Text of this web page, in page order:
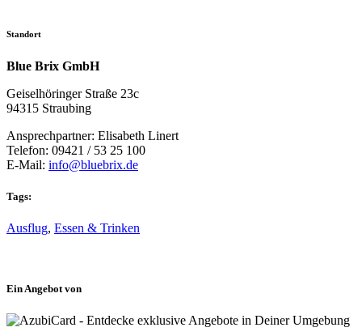
Standort
Blue Brix GmbH
Geiselhöringer Straße 23c
94315 Straubing
Ansprechpartner: Elisabeth Linert
Telefon: 09421 / 53 25 100
E-Mail: info@bluebrix.de
Tags:
Ausflug, Essen & Trinken
Ein Angebot von